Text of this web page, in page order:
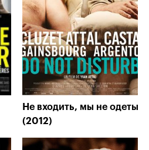
Не входить, мы не одеты
(2012)